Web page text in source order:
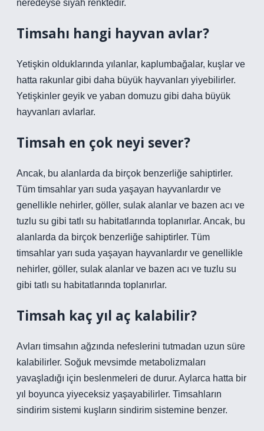
neredeyse siyah renktedir.
Timsahı hangi hayvan avlar?
Yetişkin olduklarında yılanlar, kaplumbağalar, kuşlar ve
hatta rakunlar gibi daha büyük hayvanları yiyebilirler.
Yetişkinler geyik ve yaban domuzu gibi daha büyük
hayvanları avlarlar.
Timsah en çok neyi sever?
Ancak, bu alanlarda da birçok benzerliğe sahiptirler.
Tüm timsahlar yarı suda yaşayan hayvanlardır ve
genellikle nehirler, göller, sulak alanlar ve bazen acı ve
tuzlu su gibi tatlı su habitatlarında toplanırlar. Ancak, bu
alanlarda da birçok benzerliğe sahiptirler. Tüm
timsahlar yarı suda yaşayan hayvanlardır ve genellikle
nehirler, göller, sulak alanlar ve bazen acı ve tuzlu su
gibi tatlı su habitatlarında toplanırlar.
Timsah kaç yıl aç kalabilir?
Avları timsahın ağzında nefeslerini tutmadan uzun süre
kalabilirler. Soğuk mevsimde metabolizmaları
yavaşladığı için beslenmeleri de durur. Aylarca hatta bir
yıl boyunca yiyeceksiz yaşayabilirler. Timsahların
sindirim sistemi kuşların sindirim sistemine benzer.